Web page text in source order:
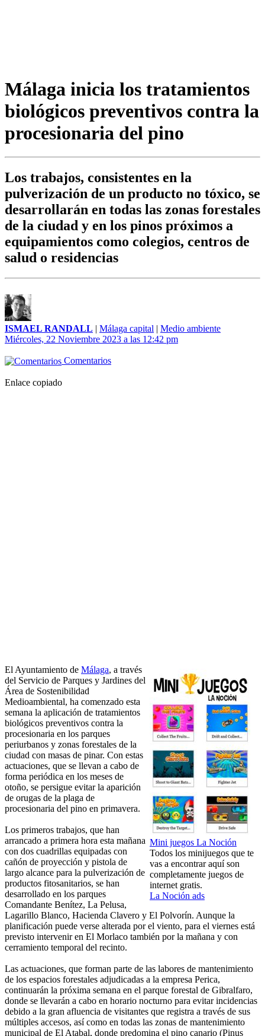
Málaga inicia los tratamientos
biológicos preventivos contra la
procesionaria del pino
Los trabajos, consistentes en la
pulverización de un producto no tóxico, se
desarrollarán en todas las zonas forestales
de la ciudad y en los pinos próximos a
equipamientos como colegios, centros de
salud o residencias
ISMAEL RANDALL | Málaga capital | Medio ambiente
Miércoles, 22 Noviembre 2023 a las 12:42 pm
Comentarios
Enlace copiado
Mini juegos La Noción
Todos los minijuegos que te
vas a encontrar aquí son
completamente juegos de
internet gratis.
La Noción ads
El Ayuntamiento de Málaga, a través
del Servicio de Parques y Jardines del
Área de Sostenibilidad
Medioambiental, ha comenzado esta
semana la aplicación de tratamientos
biológicos preventivos contra la
procesionaria en los parques
periurbanos y zonas forestales de la
ciudad con masas de pinar. Con estas
actuaciones, que se llevan a cabo de
forma periódica en los meses de
otoño, se persigue evitar la aparición
de orugas de la plaga de
procesionaria del pino en primavera.
Los primeros trabajos, que han
arrancado a primera hora esta mañana
con dos cuadrillas equipadas con
cañón de proyección y pistola de
largo alcance para la pulverización de
productos fitosanitarios, se han
desarrollado en los parques
Comandante Benítez, La Pelusa,
Lagarillo Blanco, Hacienda Clavero y El Polvorín. Aunque la
planificación puede verse alterada por el viento, para el viernes está
previsto intervenir en El Morlaco también por la mañana y con
cerramiento temporal del recinto.
Las actuaciones, que forman parte de las labores de mantenimiento
de los espacios forestales adjudicadas a la empresa Perica,
continuarán la próxima semana en el parque forestal de Gibralfaro,
donde se llevarán a cabo en horario nocturno para evitar incidencias
debido a la gran afluencia de visitantes que registra a través de sus
múltiples accesos, así como en todas las zonas de mantenimiento
municipal de El Atabal, donde predomina el pino canario (Pinus